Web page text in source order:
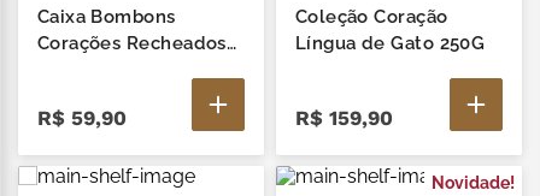
Caixa Bombons
Corações Recheados
R$ 59,90
Coleção Coração
Língua de Gato 250G
R$ 159,90
Novidade!
zero lactose